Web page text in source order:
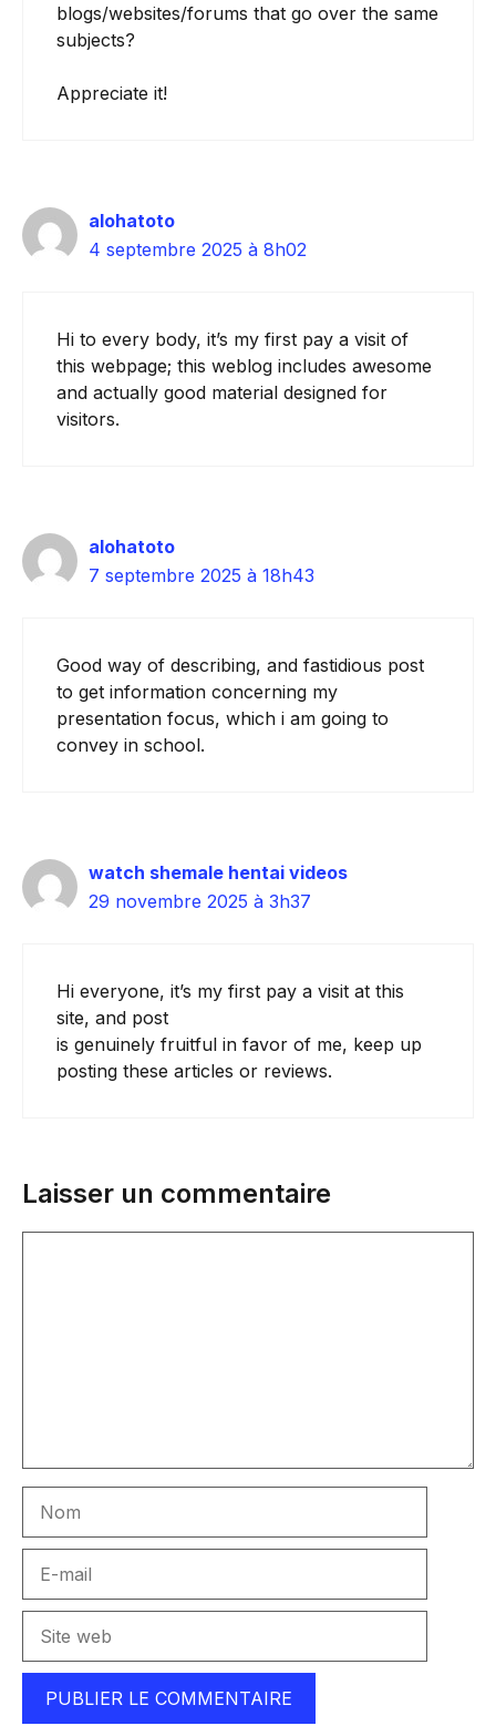
blogs/websites/forums that go over the same
subjects?
Appreciate it!
alohatoto
4 septembre 2025 à 8h02
Hi to every body, it’s my first pay a visit of
this webpage; this weblog includes awesome
and actually good material designed for
visitors.
alohatoto
7 septembre 2025 à 18h43
Good way of describing, and fastidious post
to get information concerning my
presentation focus, which i am going to
convey in school.
watch shemale hentai videos
29 novembre 2025 à 3h37
Hi everyone, it’s my first pay a visit at this
site, and post
is genuinely fruitful in favor of me, keep up
posting these articles or reviews.
Laisser un commentaire
mail
web